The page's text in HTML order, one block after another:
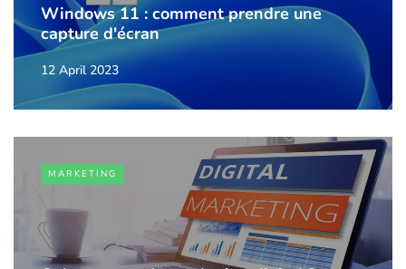
Windows 11 : comment prendre une
capture d'écran
12 April 2023
MARKETING